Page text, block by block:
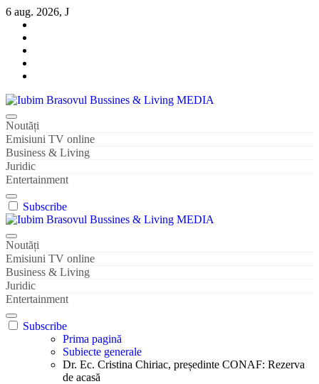
Sari
conținut
6 aug. 2026, J
Iubim Brasovul Bussines & Living MEDIA
Din pasiune și dragoste pentru Brașoveni
Noutăți
Emisiuni TV online
Business & Living
Juridic
Entertainment
Subscribe
Iubim Brasovul Bussines & Living MEDIA
Din pasiune și dragoste pentru Brașoveni
Noutăți
Emisiuni TV online
Business & Living
Juridic
Entertainment
Subscribe
Prima pagină
Subiecte generale
Dr. Ec. Cristina Chiriac, președinte CONAF: Rezerva
de acasă